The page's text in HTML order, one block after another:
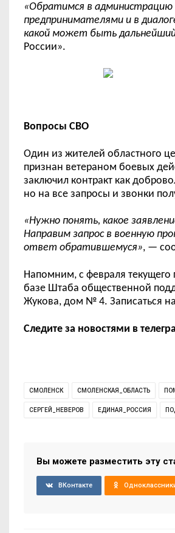
«Обратимся в администрацию
предпринимателями и в
какой может быть
России».
Вопросы СВО
Один из жителей областного
признан ветераном боевых
заключил контракт как
но на все запросы и звонки
«Нужно понять, какое
Направим запрос в военную
ответ обратившемуся», —
Напомним, с февраля текущего
базе Штаба общественной
Жукова, дом № 4. Записаться
Следите за новостями в
СМОЛЕНСК СМОЛЕНСКАЯ_ОБЛАСТЬ
СЕРГЕЙ_НЕВЕРОВ ЕДИНАЯ_РОССИЯ
Вы можете разместить эту
ВКонтакте